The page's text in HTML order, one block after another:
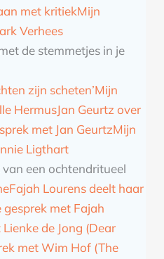
met kritiekMijn
Verhees
de stemmetjes in je
zijn scheten’Mijn
HermusJan Geurtz over
met Jan GeurtzMijn
Ligthart
een ochtendritueel
Fajah Lourens deelt haar
met Fajah
de Jong (Dear
met Wim Hof (The